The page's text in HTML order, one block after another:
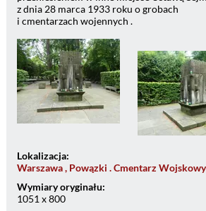
z dnia 28 marca 1933 roku o grobach
i cmentarzach wojennych .
Lokalizacja:
Warszawa , Powązki . Cmentarz
Wymiary oryginału:
1051 x 800